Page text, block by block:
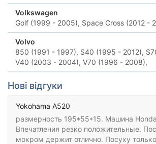
Volkswagen
Golf (1999 - 2005), Space Cross (2012 -
Volvo
850 (1991 - 1997), S40 (1995 - 2012),
V40 (2003 - 2004), V70 (1996 - 2008),
Нові відгуки
Yokohama A520
размерность 195*55*15. Машина
Впечатления резко положительные.
мокром держит отлично. Посуху